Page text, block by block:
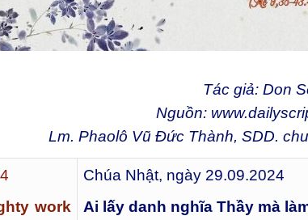
Tác giả: Don
Nguồn:
Lm. Phaolô Vũ Đức Thành, SDD.
work
Chúa Nhật, ngày 29.09.2024
Ai lấy danh nghĩa Thầy mà